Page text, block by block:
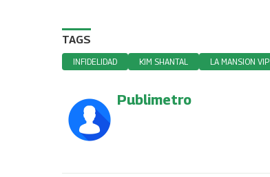
TAGS
INFIDELIDAD KIM SHANTAL LA MANSION VIP
Publimetro